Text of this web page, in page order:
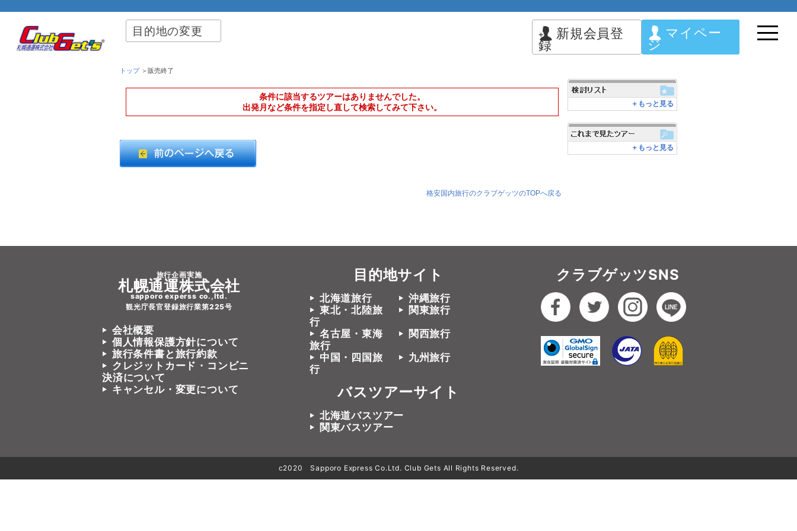
目的地の変更 新規会員登
録
マイペー
ジ
トップ＞販売終了
条件に該当するツアーはありませんでした。
出発月など条件を指定し直して検索してみて下さい。
格安国内旅行のクラブゲッツのTOPへ戻る
＋もっと見る
＋もっと見る
旅行企画実施
札幌通運株式会社
sapporo experss co.,ltd.
観光庁長官登録旅行業第225号
会社概要
個人情報保護方針について
旅行条件書と旅行約款
クレジットカード・コンビニ
決済について
キャンセル・変更について
目的地サイト
北海道旅行
沖縄旅行
東北・北陸旅
行
関東旅行
名古屋・東海
旅行
関西旅行
中国・四国旅
行
九州旅行
バスツアーサイト
北海道バスツアー
関東バスツアー
クラブゲッツSNS
c2020 Sapporo Express Co.Ltd. Club Gets All Rights Reserved.